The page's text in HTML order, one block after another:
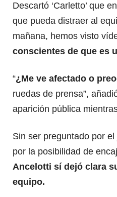
Descartó ‘Carletto’ que
que pueda distraer al
mañana, hemos visto
conscientes de que es
“¿Me ve afectado o
ruedas de prensa”,
aparición pública
Sin ser preguntado por
por la posibilidad de
Ancelotti sí dejó clara
equipo.